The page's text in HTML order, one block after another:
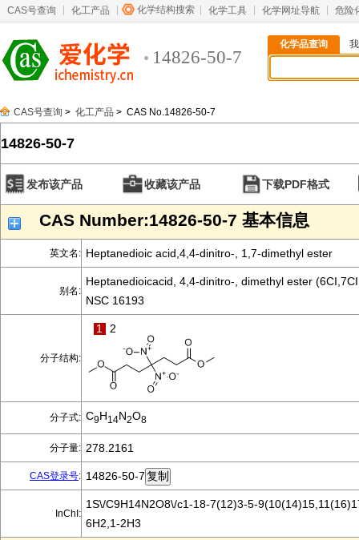
CAS号查询 化工产品 化学结构搜索 化学工具 化学网址导航 危险
14826-50-7
化学品查询
CAS号查询 > 化工产品 > CAS No.14826-50-7
14826-50-7
发布该产品 收藏该产品 下载PDF格式
CAS Number:14826-50-7 基本信息
英文名: Heptanedioic acid,4,4-dinitro-, 1,7-dimethyl ester
别名:
Heptanedioicacid, 4,4-dinitro-, dimethyl ester
NSC 16193
分子结构:
1 2
分子式: C9H14N2O8
分子量: 278.2161
CAS登录号: 14826-50-7
InChI:
1S\/C9H14N2O8\/c1-18-7(12)3-5-
6H2,1-2H3